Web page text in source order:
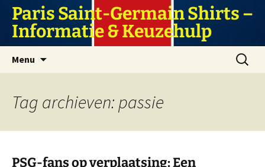
naar
inhoud
Paris Saint-Germain Shirts –
Informatie & Keuzehulp
Menu
Zoeken
naar:
Tag archieven: passie
PSG-fans op verplaatsing: Een